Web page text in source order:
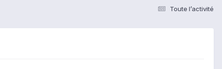
Toute l’activité